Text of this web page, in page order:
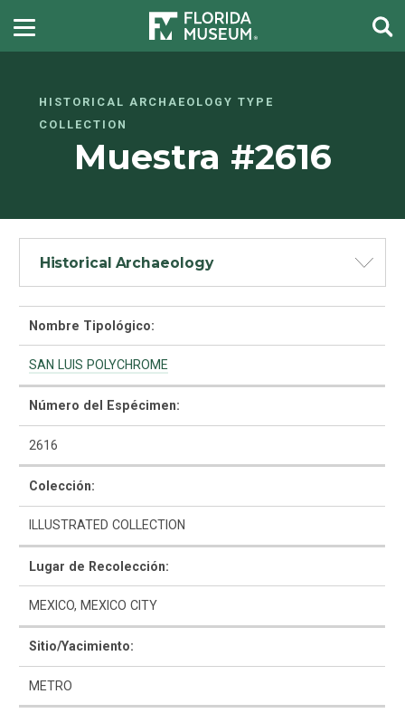
HISTORICAL ARCHAEOLOGY TYPE
COLLECTION
Muestra #2616
Historical Archaeology
Como Utilizar
Lista Tipológica
Navegar y Buscar
Nombre Tipológico:
SAN LUIS POLYCHROME
Número del Espécimen:
2616
Colección:
ILLUSTRATED COLLECTION
Lugar de Recolección:
MEXICO, MEXICO CITY
Sitio/Yacimiento:
METRO